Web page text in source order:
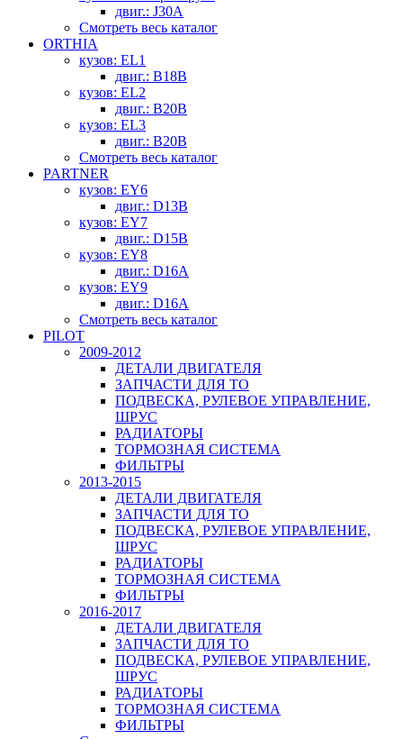
двиг.: J30A
Смотреть весь каталог
ORTHIA
кузов: EL1
двиг.: B18B
кузов: EL2
двиг.: B20B
кузов: EL3
двиг.: B20B
Смотреть весь каталог
PARTNER
кузов: EY6
двиг.: D13B
кузов: EY7
двиг.: D15B
кузов: EY8
двиг.: D16A
кузов: EY9
двиг.: D16A
Смотреть весь каталог
PILOT
2009-2012
ДЕТАЛИ ДВИГАТЕЛЯ
ЗАПЧАСТИ ДЛЯ ТО
ПОДВЕСКА, РУЛЕВОЕ УПРАВЛЕНИЕ,
ШРУС
РАДИАТОРЫ
ТОРМОЗНАЯ СИСТЕМА
ФИЛЬТРЫ
2013-2015
ДЕТАЛИ ДВИГАТЕЛЯ
ЗАПЧАСТИ ДЛЯ ТО
ПОДВЕСКА, РУЛЕВОЕ УПРАВЛЕНИЕ,
ШРУС
РАДИАТОРЫ
ТОРМОЗНАЯ СИСТЕМА
ФИЛЬТРЫ
2016-2017
ДЕТАЛИ ДВИГАТЕЛЯ
ЗАПЧАСТИ ДЛЯ ТО
ПОДВЕСКА, РУЛЕВОЕ УПРАВЛЕНИЕ,
ШРУС
РАДИАТОРЫ
ТОРМОЗНАЯ СИСТЕМА
ФИЛЬТРЫ